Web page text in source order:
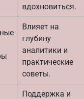
вдохновиться.
Влияет на
глубину
аналитики и
практические
советы.
Поддержка и